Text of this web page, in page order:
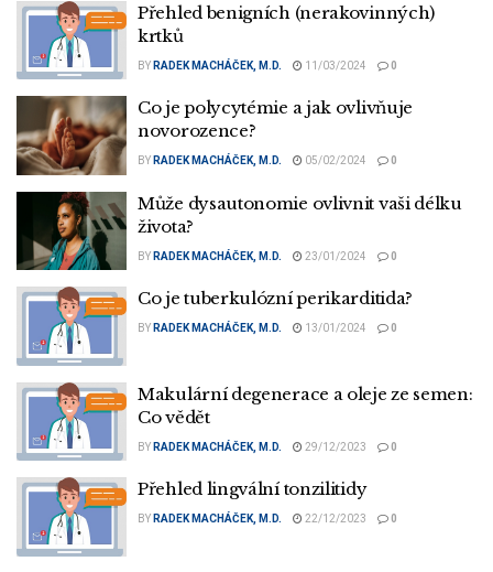
Přehled benigních (nerakovinných)
krtků
BY RADEK MACHÁČEK, M.D. 11/03/2024 0
Co je polycytémie a jak ovlivňuje
novorozence?
BY RADEK MACHÁČEK, M.D. 05/02/2024 0
Může dysautonomie ovlivnit vaši délku
života?
BY RADEK MACHÁČEK, M.D. 23/01/2024 0
Co je tuberkulózní perikarditida?
BY RADEK MACHÁČEK, M.D. 13/01/2024 0
Makulární degenerace a oleje ze semen:
Co vědět
BY RADEK MACHÁČEK, M.D. 29/12/2023 0
Přehled lingvální tonzilitidy
BY RADEK MACHÁČEK, M.D. 22/12/2023 0